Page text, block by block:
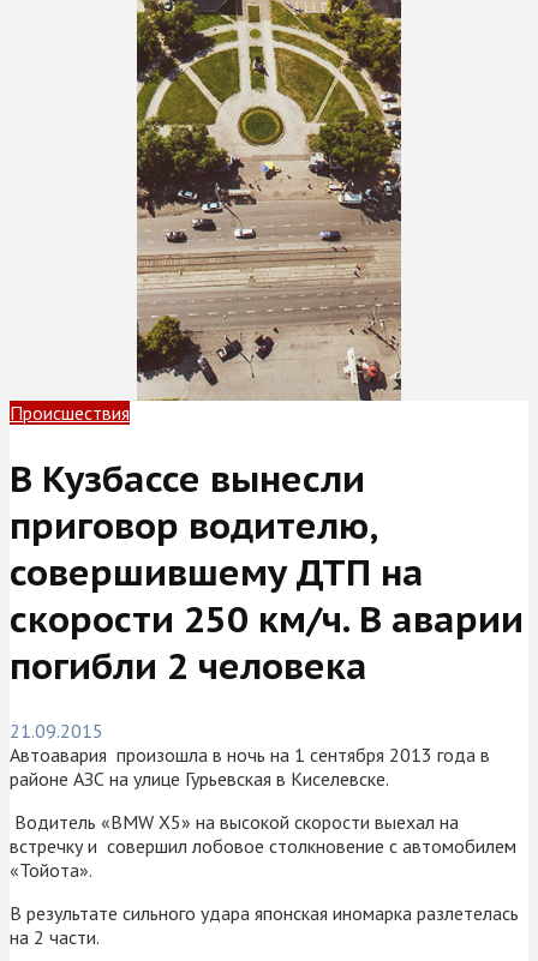
Происшествия
В Кузбассе вынесли
приговор водителю,
совершившему ДТП на
скорости 250 км/ч. В аварии
погибли 2 человека
21.09.2015
Автоавария произошла в ночь на 1 сентября 2013 года в
районе АЗС на улице Гурьевская в Киселевске.
Водитель «BMW X5» на высокой скорости выехал на
встречку и совершил лобовое столкновение с автомобилем
«Тойота».
В результате сильного удара японская иномарка разлетелась
на 2 части.